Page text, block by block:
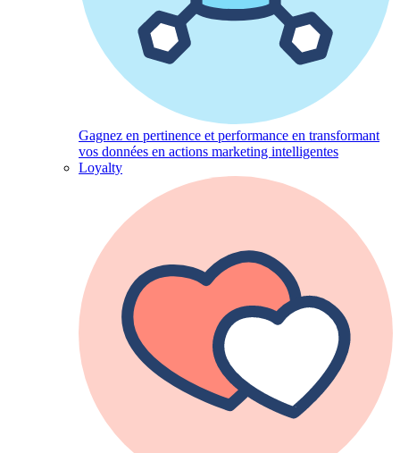
Gagnez en pertinence et performance en transformant
vos données en actions marketing intelligentes
Loyalty